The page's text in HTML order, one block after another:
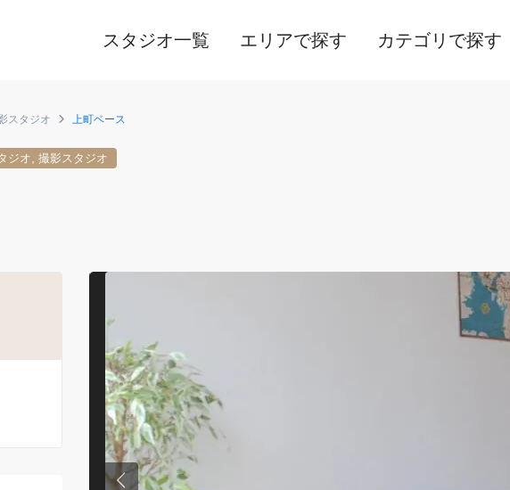
スタジオ一覧 エリアで探す カテゴリで探す
スタジオ 上町ベース
ジオ ,撮影スタジオ